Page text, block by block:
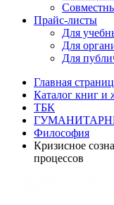
Прайс-листы
Для
Для
Для
Главная
Каталог книг и
ТБК
Философия
Кризисное
процессов